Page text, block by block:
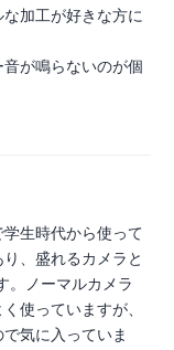
加工が好きな方に
が鳴らないのが個
生時代から使って
、盛れるカメラと
。ノーマルカメラ
使っていますが、
気に入っていま